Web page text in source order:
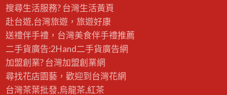
搜尋生活服務? 台灣生活黃頁
赴台遊,台灣旅遊，旅遊好康
送禮伴手禮，台灣美食伴手禮推薦
二手貨廣告:2Hand二手貨廣告網
加盟創業? 台灣加盟創業網
尋找花店園藝，歡迎到 台灣花網
台灣茶葉批發,烏龍茶,紅茶